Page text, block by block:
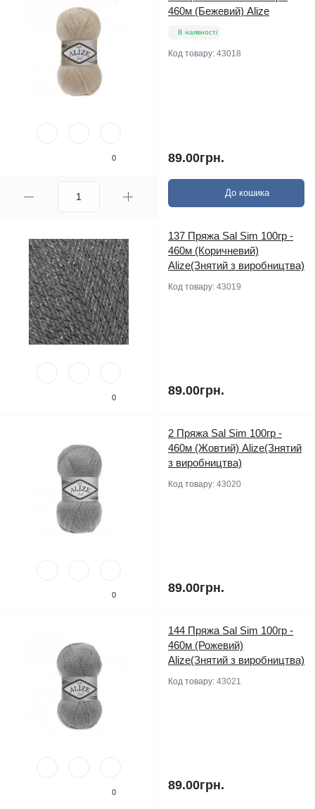
0
460м (Бежевий) Alize
В наявності
Код товару: 43018
89.00грн.
До кошика
0
137 Пряжа Sal Sim 100гр -
460м (Коричневий)
Alize(Знятий з виробництва)
Код товару: 43019
89.00грн.
0
2 Пряжа Sal Sim 100гр -
460м (Жовтий) Alize(Знятий
з виробництва)
Код товару: 43020
89.00грн.
0
144 Пряжа Sal Sim 100гр -
460м (Рожевий)
Alize(Знятий з виробництва)
Код товару: 43021
89.00грн.